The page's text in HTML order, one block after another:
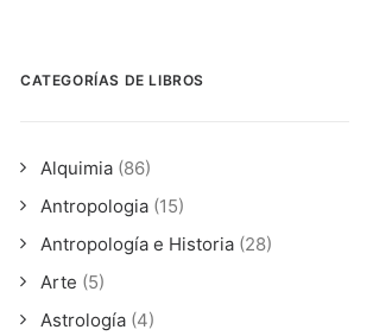
CATEGORÍAS DE LIBROS
Alquimia (86)
Antropologia (15)
Antropología e Historia (28)
Arte (5)
Astrología (4)